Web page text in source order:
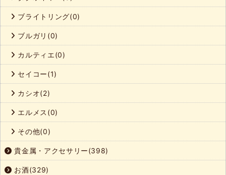
ブライトリング(0)
ブルガリ(0)
カルティエ(0)
セイコー(1)
カシオ(2)
エルメス(0)
その他(0)
貴金属・アクセサリー(398)
お酒(329)